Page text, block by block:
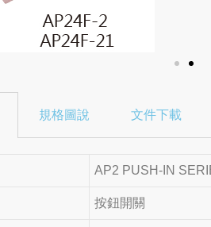
規格圖說 文件下載
AP2 PUSH-IN
按鈕開關